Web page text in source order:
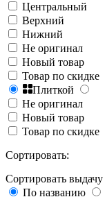
Центральный
Верхний
Нижний
Не оригинал
Новый товар
Товар по скидке
Плиткой
Не оригинал
Новый товар
Товар по скидке
Сортировать:
Сортировать выдачу
По названию